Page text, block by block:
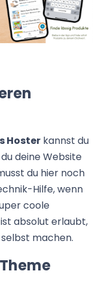
Hoster kannst du
deine Website
du hier noch
Hilfe, wenn
coole
absolut erlaubt,
machen.